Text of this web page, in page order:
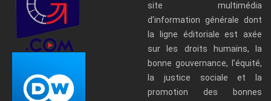
site multimédia
d’information générale dont
la ligne éditoriale est axée
sur les droits humains, la
bonne gouvernance, l’équité,
la justice sociale et la
promotion des bonnes